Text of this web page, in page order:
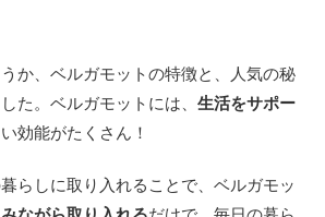
か、ベルガモットの特徴と、人気の秘
た。ベルガモットには、 生活をサポー
い効能がたくさん！
らしに取り入れることで、ベルガモッ